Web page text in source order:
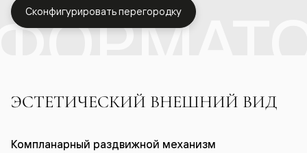
Сконфигурировать перегородку
ЭСТЕТИЧЕСКИЙ ВНЕШНИЙ ВИД
Компланарный раздвижной механизм